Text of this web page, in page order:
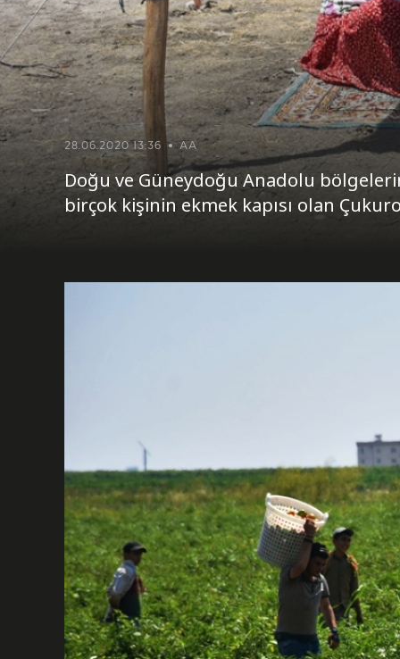
28.06.2020 13:36 AA
Doğu ve Güneydoğu Anadolu
birçok kişinin ekmek kapısı olan